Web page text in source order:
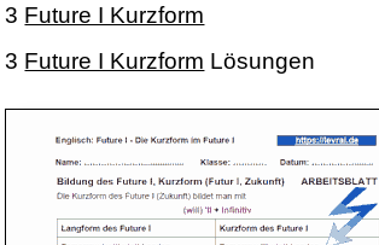
3 Future I Kurzform
3 Future I Kurzform Lösungen